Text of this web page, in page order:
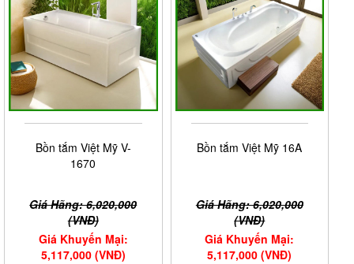
Bồn tắm Việt Mỹ V-
1670
Giá Hãng: 6,020,000
(VNĐ)
Giá Khuyến Mại:
5,117,000 (VNĐ)
Bồn tắm Việt Mỹ 16A
Giá Hãng: 6,020,000
(VNĐ)
Giá Khuyến Mại:
5,117,000 (VNĐ)